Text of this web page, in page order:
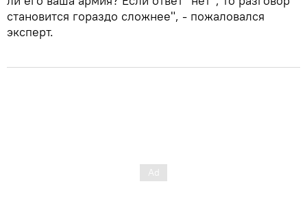
становится гораздо сложнее", - пожаловался
эксперт.